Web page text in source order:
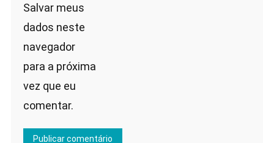
Salvar meus
dados neste
navegador
para a próxima
vez que eu
comentar.